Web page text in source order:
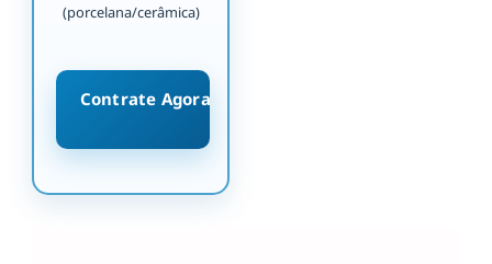
(porcelana/cerâmica)
Contrate Agora